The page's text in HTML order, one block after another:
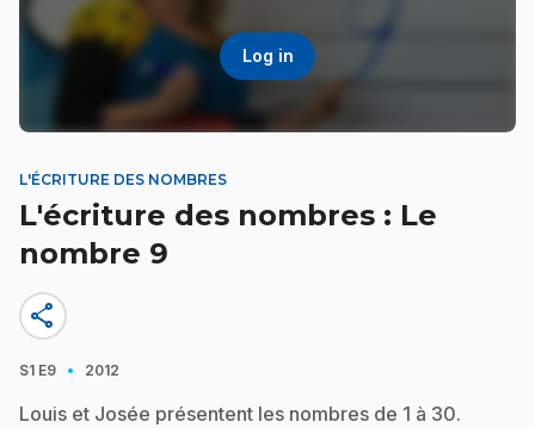
Log in
L'ÉCRITURE DES NOMBRES
L'écriture des nombres : Le
nombre 9
share
S1 E9 · 2012
Louis et Josée présentent les nombres de 1 à 30.